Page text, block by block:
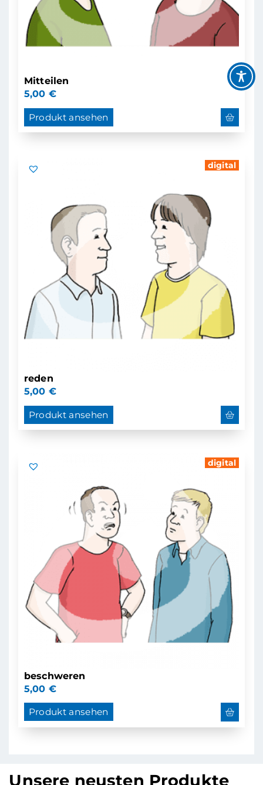
Mitteilen
5,00 €
Produkt ansehen
digital
reden
5,00 €
Produkt ansehen
digital
beschweren
5,00 €
Produkt ansehen
Unsere neusten Produkte